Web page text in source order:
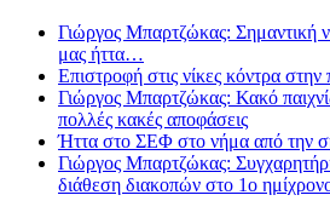
Γιώργος Μπαρτζώκας: Σημαντική
μας ήττα…
Επιστροφή στις νίκες κόντρα
Γιώργος Μπαρτζώκας: Κακό
πολλές κακές αποφάσεις
Ήττα στο ΣΕΦ στο νήμα από την
Γιώργος Μπαρτζώκας:
διάθεση διακοπών στο 1ο